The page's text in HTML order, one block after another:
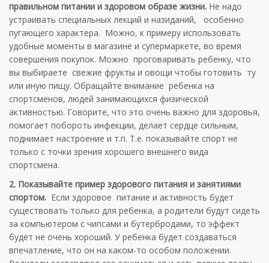
правильном питании и здоровом образе жизни. Не надо
устраивать специальных лекций и назиданий, особенно
пугающего характера. Можно, к примеру использовать
удобные моменты в магазине и супермаркете, во время
совершения покупок. Можно проговаривать ребенку, что
вы выбираете свежие фрукты и овощи чтобы готовить ту
или иную пищу. Обращайте внимание ребенка на
спортсменов, людей занимающихся физической
активностью. Говорите, что это очень важно для здоровья,
помогает побороть инфекции, делает сердце сильным,
поднимает настроение и т.п. Т.е. показывайте спорт не
только с точки зрения хорошего внешнего вида
спортсмена.
2. Показывайте пример здорового питания и занятиями
спортом. Если здоровое питание и активность будет
существовать только для ребенка, а родители будут сидеть
за компьютером с чипсами и бутербродами, то эффект
будет не очень хороший. У ребенка будет создаваться
впечатление, что он на каком-то особом положении.